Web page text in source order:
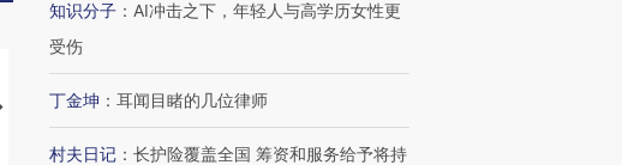
【推广】走进第四届链博
会，让数智科技“链”接产
【特别呈现】寻找100种
有意思的生活方式·第三对
CFO：不靠规模取胜，华
住三大增长引擎是什么？
知识分子 ： AI冲击之下，年轻人与高学历女性更
受伤
丁金坤 ： 耳闻目睹的几位律师
村夫日记 ： 长护险覆盖全国 筹资和服务给予将持